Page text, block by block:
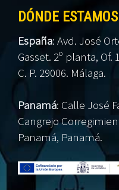
DÓNDE ESTAMOS
España: Avd. José
Gasset. 2º planta, Of.
C. P. 29006. Málaga.
Panamá: Calle José
Cangrejo
Panamá, Panamá.